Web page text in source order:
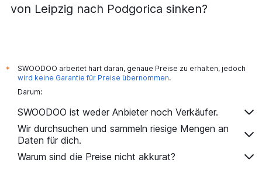
von Leipzig nach Podgorica sinken?
*
SWOODOO arbeitet hart daran, genaue Preise zu erhalten, jedoch
wird keine Garantie für Preise übernommen.
Darum:
SWOODOO ist weder Anbieter noch Verkäufer.
Wir durchsuchen und sammeln riesige Mengen an
Daten für dich.
Warum sind die Preise nicht akkurat?